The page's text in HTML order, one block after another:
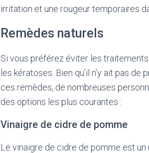
irritation et une rougeur temporaires
Remèdes naturels
Si vous préférez éviter les
les kératoses. Bien qu’il n’y ait pas
ces remèdes, de nombreuses
des options les plus courantes :
Vinaigre de cidre de pomme
Le vinaigre de cidre de pomme est